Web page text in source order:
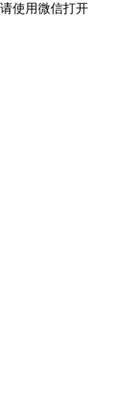
请使用微信打开